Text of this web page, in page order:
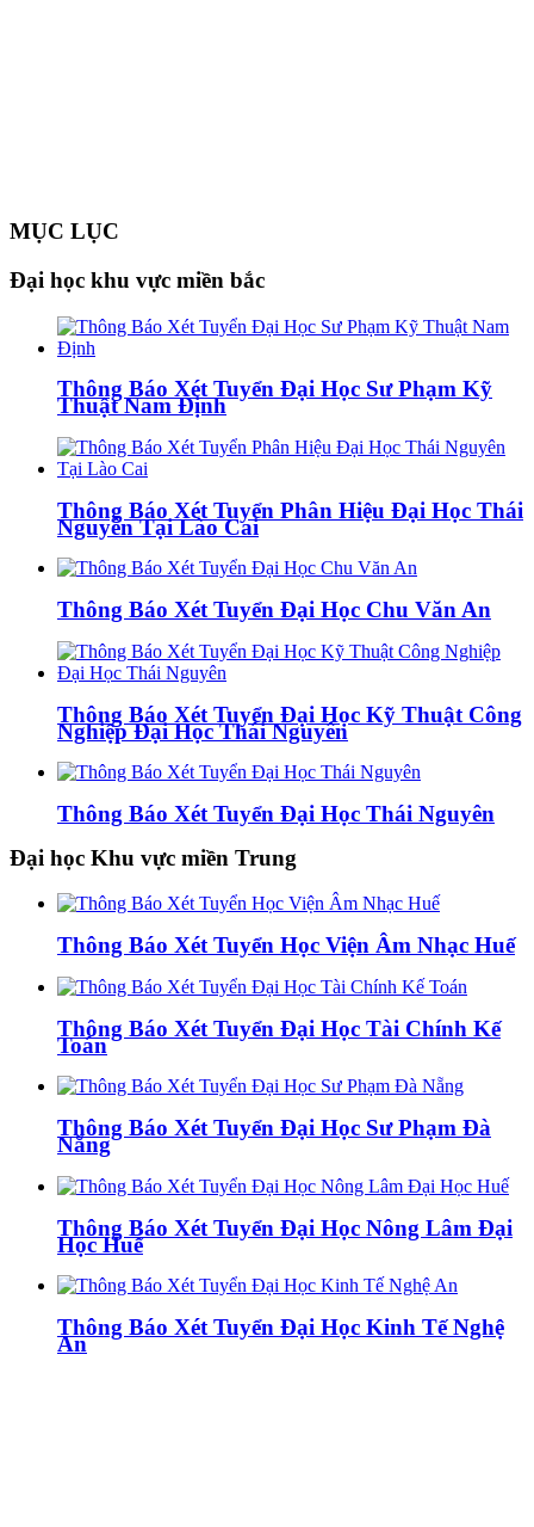
MỤC LỤC
Đại học khu vực miền bắc
Thông Báo Xét Tuyển Đại Học Sư Phạm Kỹ
Thuật Nam Định
Thông Báo Xét Tuyển Phân Hiệu Đại Học Thái
Nguyên Tại Lào Cai
Thông Báo Xét Tuyển Đại Học Chu Văn An
Thông Báo Xét Tuyển Đại Học Kỹ Thuật Công
Nghiệp Đại Học Thái Nguyên
Thông Báo Xét Tuyển Đại Học Thái Nguyên
Đại học Khu vực miền Trung
Thông Báo Xét Tuyển Học Viện Âm Nhạc Huế
Thông Báo Xét Tuyển Đại Học Tài Chính Kế
Toán
Thông Báo Xét Tuyển Đại Học Sư Phạm Đà
Nẵng
Thông Báo Xét Tuyển Đại Học Nông Lâm Đại
Học Huế
Thông Báo Xét Tuyển Đại Học Kinh Tế Nghệ
An